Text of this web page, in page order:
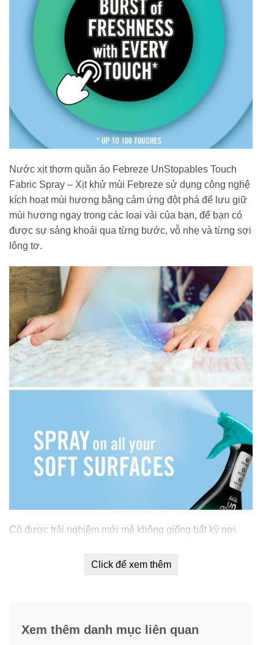
Nước xịt thơm quần áo Febreze UnStopables Touch
Fabric Spray – Xịt khử mùi Febreze sử dụng công nghệ
kích hoạt mùi hương bằng cảm ứng đột phá để lưu giữ
mùi hương ngay trong các loại vải của bạn, để bạn có
được sự sảng khoái qua từng bước, vỗ nhẹ và từng sợi
lông tơ.
Có được trải nghiệm mới mẻ không giống bất kỳ nơi
yêu thích của bạn và thậm chí nằm dài trên đồ nội thất
sẽ kích hoạt công nghệ mùi hương của nó.
Click để xem thêm
Xem thêm danh mục liên quan